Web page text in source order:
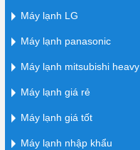
Máy lạnh LG
Máy lạnh panasonic
Máy lạnh mitsubishi heavy
Máy lạnh giá rẻ
Máy lạnh giá tốt
Máy lạnh nhập khẩu